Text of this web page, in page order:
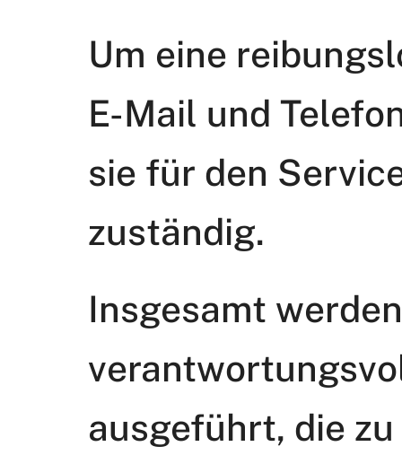
Um eine
E-Mail und
sie für den
zuständig.
Insgesamt
ausgeführt, die